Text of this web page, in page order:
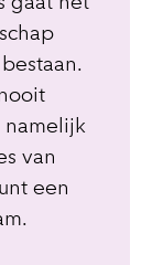
namelijk
van
een